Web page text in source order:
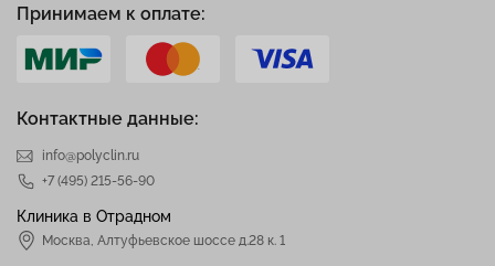
Контактные данные:
info@polyclin.ru
+7 (495) 215-56-90
Клиника в Отрадном
Москва, Алтуфьевское шоссе д.28 к. 1
Принимаем к оплате: